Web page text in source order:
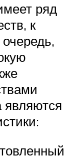
ряд
к
являются